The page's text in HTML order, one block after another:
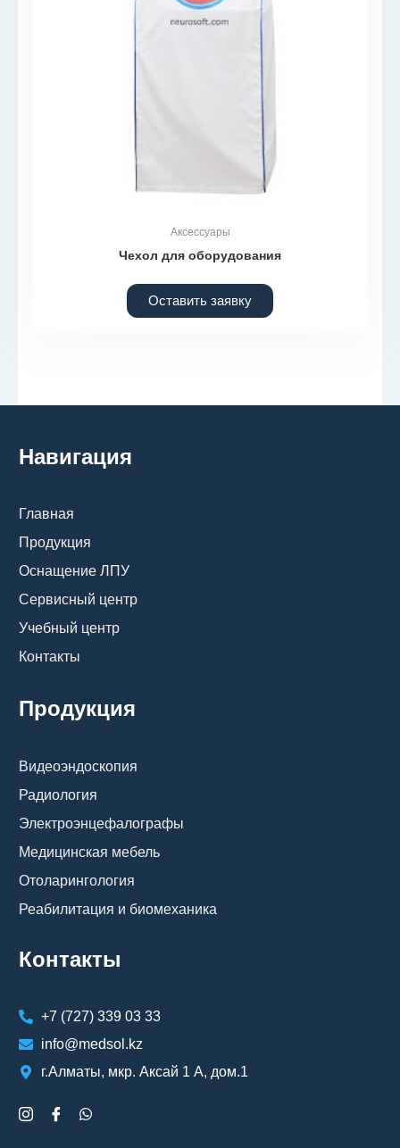
Аксессуары
Чехол для оборудования
Оставить заявку
Навигация
Главная
Продукция
Оснащение ЛПУ
Сервисный центр
Учебный центр
Контакты
Продукция
Видеоэндоскопия
Радиология
Электроэнцефалографы
Медицинская мебель
Отоларингология
Реабилитация и биомеханика
Контакты
+7 (727) 339 03 33
info@medsol.kz
г.Алматы, мкр. Аксай 1 А, дом.1